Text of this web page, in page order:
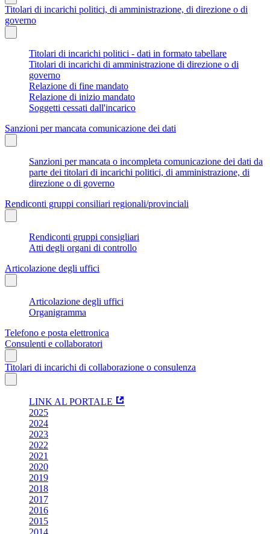
Titolari di incarichi politici, di amministrazione, di direzione o di
governo
Titolari di incarichi politici - dati in formato tabellare
Titolari di incarichi di amministrazione di direzione o di
governo
Relazione di fine mandato
Relazione di inizio mandato
Soggetti cessati dall'incarico
Sanzioni per mancata comunicazione dei dati
Sanzioni per mancata o incompleta comunicazione dei dati da
parte dei titolari di incarichi politici, di amministrazione, di
direzione o di governo
Rendiconti gruppi consiliari regionali/provinciali
Rendiconti gruppi consigliari
Atti degli organi di controllo
Articolazione degli uffici
Articolazione degli uffici
Organigramma
Telefono e posta elettronica
Consulenti e collaboratori
Titolari di incarichi di collaborazione o consulenza
LINK AL PORTALE
2025
2024
2023
2022
2021
2020
2019
2018
2017
2016
2015
2014